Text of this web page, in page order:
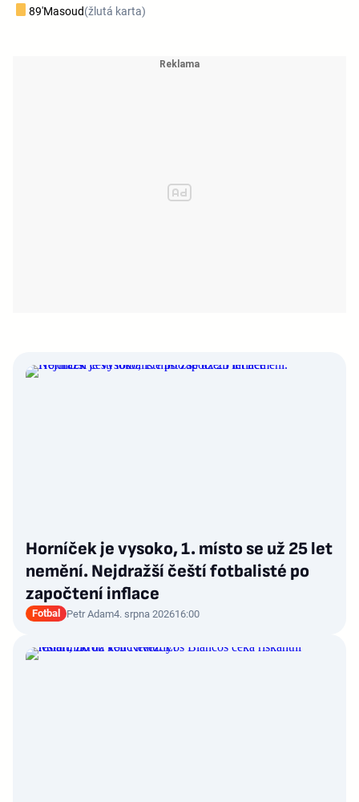
89'Masoud(žlutá karta)
Horníček je vysoko, 1. místo se už 25 let
nemění. Nejdražší čeští fotbalisté po
započtení inflace
Fotbal Petr Adam4. srpna 202616:00